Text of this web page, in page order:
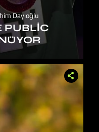
Dayıoğlu
PUBLIC